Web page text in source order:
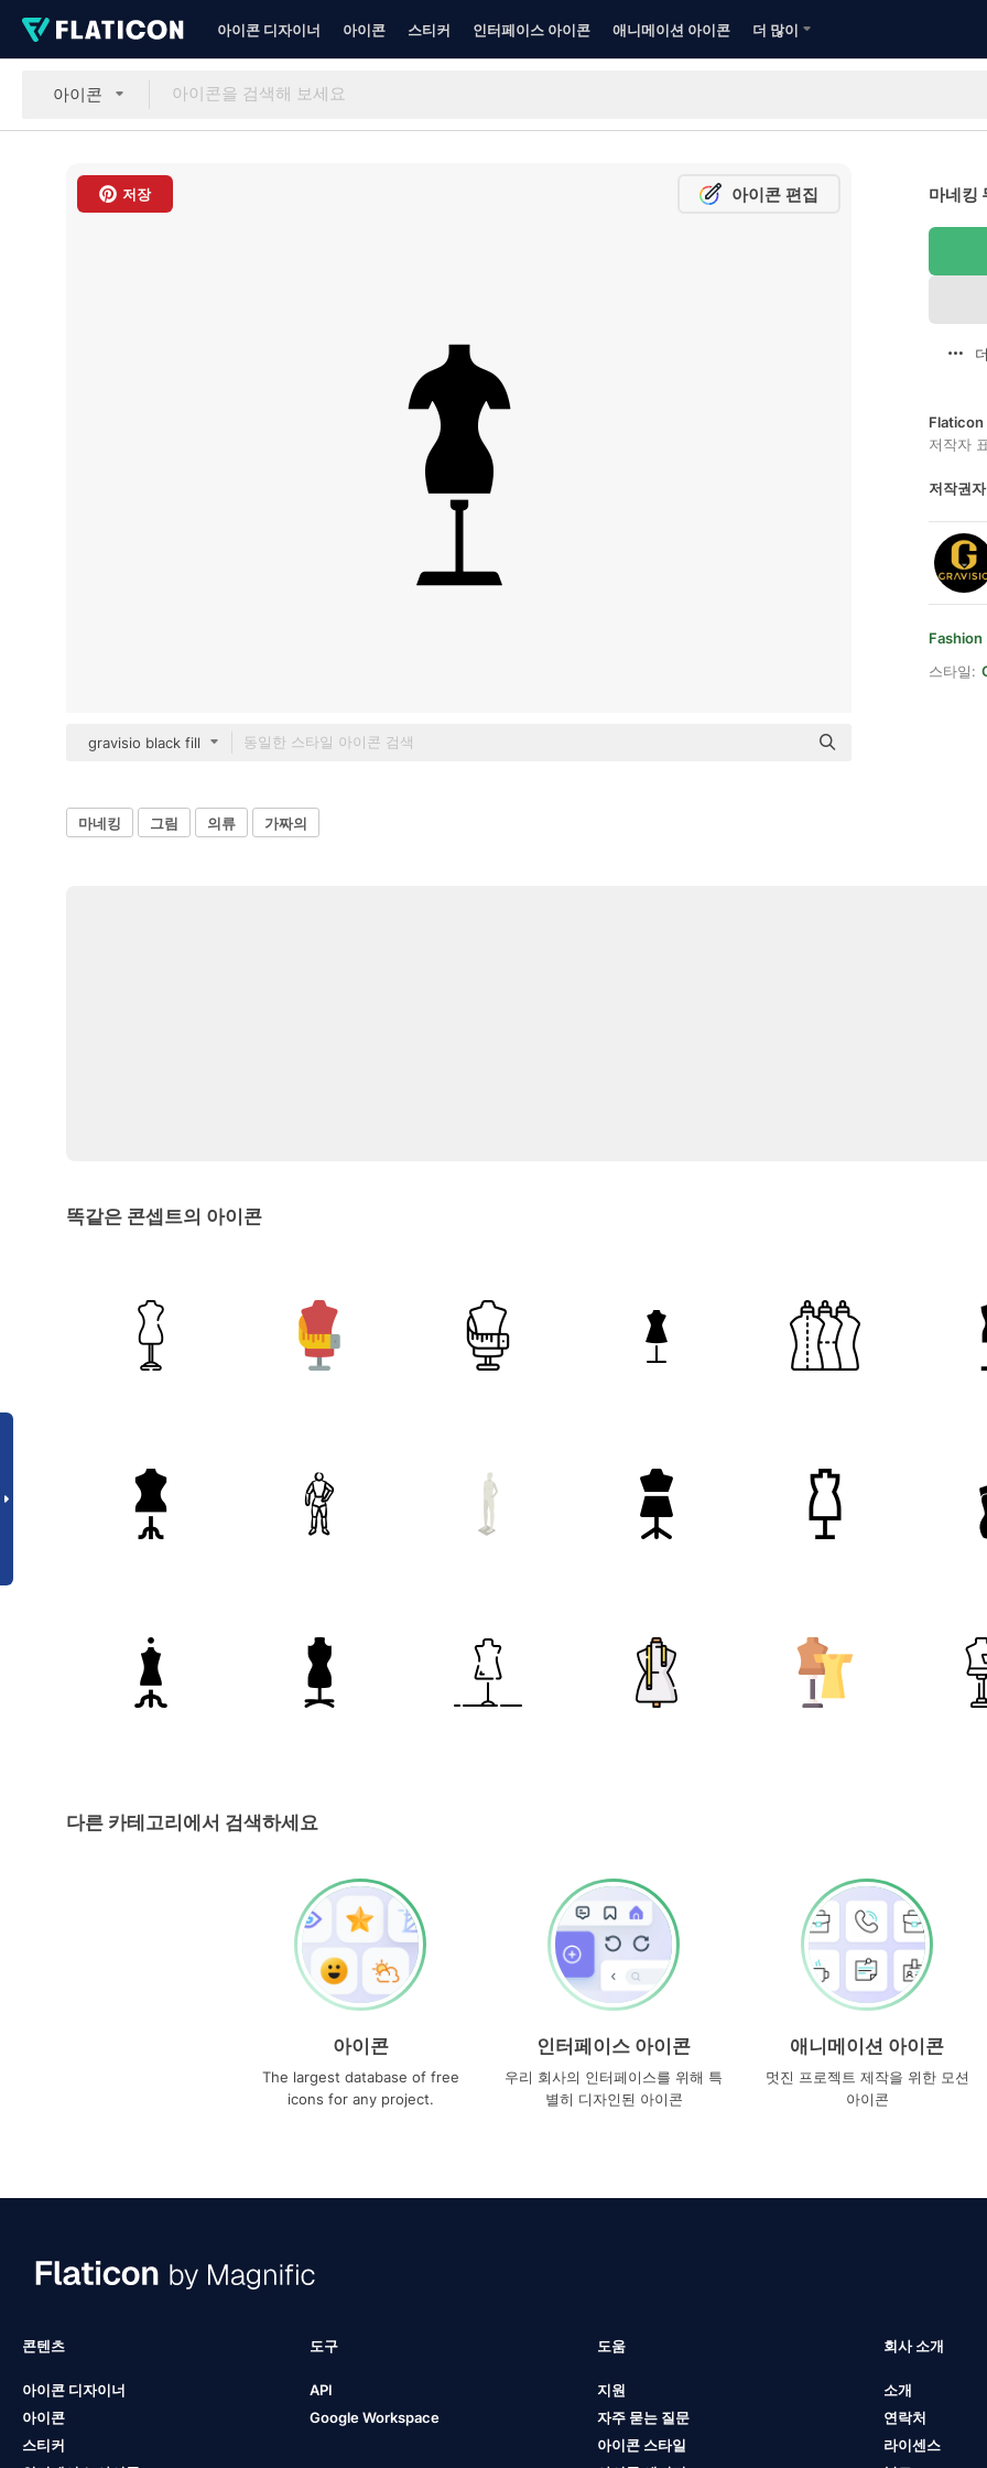
아이콘 디자이너 아이콘 스티커 인터페이스 아이콘 애니메이션 아이콘 더 많이
아이콘
저장 아이콘 편집
gravisio black fill
마네킹
Flaticon
저작자
저작권
Fashion
스타일:
마네킹 그림 의류 가짜의
똑같은 콘셉트의 아이콘
다른 카테고리에서 검색하세요
아이콘
The largest database of free
icons for any project.
인터페이스 아이콘
우리 회사의 인터페이스를 위해 특
별히 디자인된 아이콘
애니메이션 아이콘
멋진 프로젝트 제작을 위한 모션
아이콘
콘텐츠
아이콘 디자이너
아이콘
스티커
도구
API
Google Workspace
도움
지원
자주 묻는 질문
아이콘 스타일
회사 소개
소개
연락처
라이센스